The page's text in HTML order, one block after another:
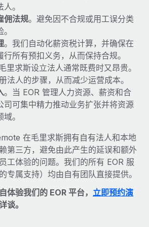
。
佣法规。避免因不合规或用工误分类
。我们自动化薪资税计算，并确保在
所有预扣义务，从而保持合规。
里求斯设立法人通常既费时又昂贵。
法人的步骤，从而减少运营成本。
。当 EOR 管理人力资源、薪资和合
司可集中精力推动业务扩张并将资源
。
在毛里求斯拥有自有法人和本地
第三方，避免由此产生的延误和额外
工体验的问题。我们的所有 EOR 服
专属支持）均由自有团队直接提供。
体验我们的 EOR 平台， 立即预约演
谈。